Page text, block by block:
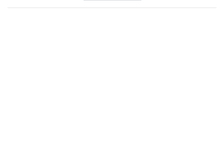
académicas y profesionales de los estudiantes.